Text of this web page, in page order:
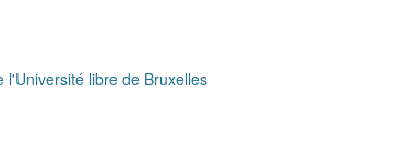
l'Université libre de Bruxelles